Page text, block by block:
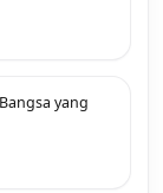
yang